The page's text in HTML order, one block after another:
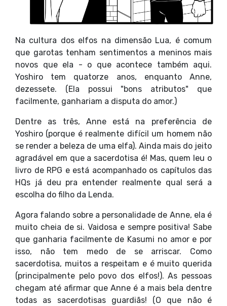
Na cultura dos elfos na dimensão Lua, é comum
que garotas tenham sentimentos a meninos mais
novos que ela - o que acontece também aqui.
Yoshiro tem quatorze anos, enquanto Anne,
dezessete. (Ela possui "bons atributos" que
facilmente, ganhariam a disputa do amor.)
Dentre as três, Anne está na preferência de
Yoshiro (porque é realmente difícil um homem não
se render a beleza de uma elfa). Ainda mais do jeito
agradável em que a sacerdotisa é! Mas, quem leu o
livro de RPG e está acompanhado os capítulos das
HQs já deu pra entender realmente qual será a
escolha do filho da Lenda.
Agora falando sobre a personalidade de Anne, ela é
muito cheia de si. Vaidosa e sempre positiva! Sabe
que ganharia facilmente de Kasumi no amor e por
isso, não tem medo de se arriscar. Como
sacerdotisa, muitos a respeitam e é muito querida
(principalmente pelo povo dos elfos!). As pessoas
chegam até afirmar que Anne é a mais bela dentre
todas as sacerdotisas guardiãs! (O que não é